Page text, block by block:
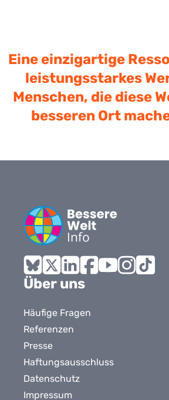
Eine einzigartige
leistungsstarkes
Menschen, die diese
besseren Ort
Bluesky
X LinkedInFacebook
Über uns
Häufige Fragen
Referenzen
Presse
Haftungsausschluss
Datenschutz
Impressum